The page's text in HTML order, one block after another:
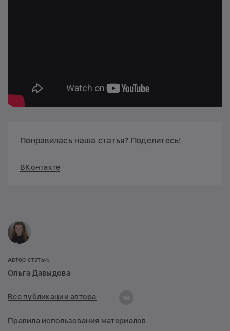
Понравилась наша статья? Поделитесь!
ВКонтакте
Автор статьи:
Ольга Давыдова
Все публикации автора
Правила использования материалов